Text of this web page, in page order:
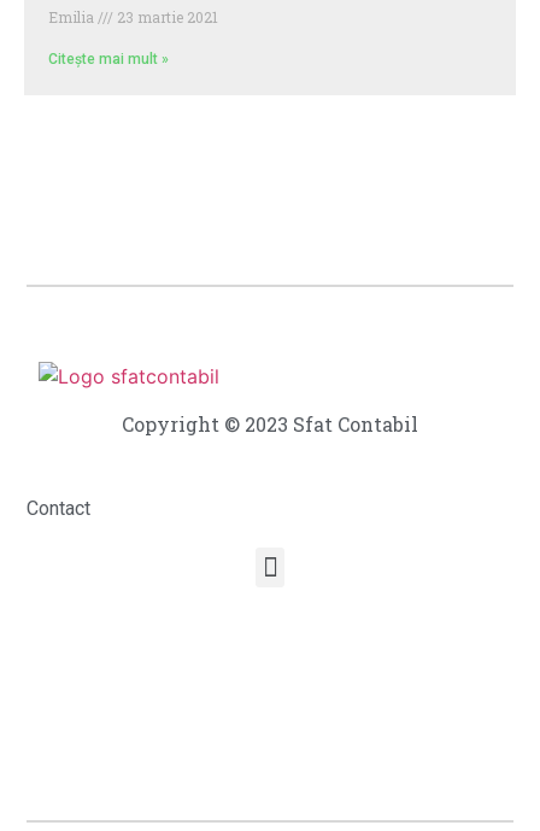
Emilia 23 martie 2021
Citește mai mult »
Copyright © 2023 Sfat Contabil
Contact